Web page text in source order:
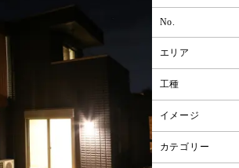
No.
エリア
工種
イメージ
カテゴリー